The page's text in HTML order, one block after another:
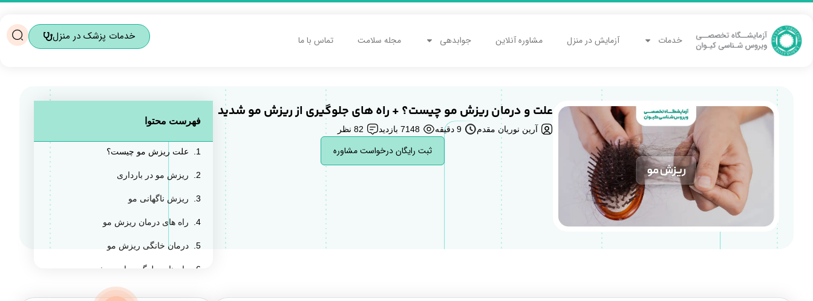
خدمات آزمایش در منزل مشاوره آنلاین جوابدهی مجله سلامت تماس با ما خدمات پزشک در منزل
علت و درمان ریزش مو چیست؟ + راه های جلوگیری از ریزش مو شدید
آرین نوریان مقدم 9 دقیقه 7148 بازدید 82 نظر
ثبت رایگان درخواست مشاوره
فهرست محتوا
علت ریزش مو چیست؟
ریزش مو در بارداری
ریزش ناگهانی مو
راه های درمان ریزش مو
درمان خانگی ریزش مو
را‌ه های جلوگیری از ریزش مو